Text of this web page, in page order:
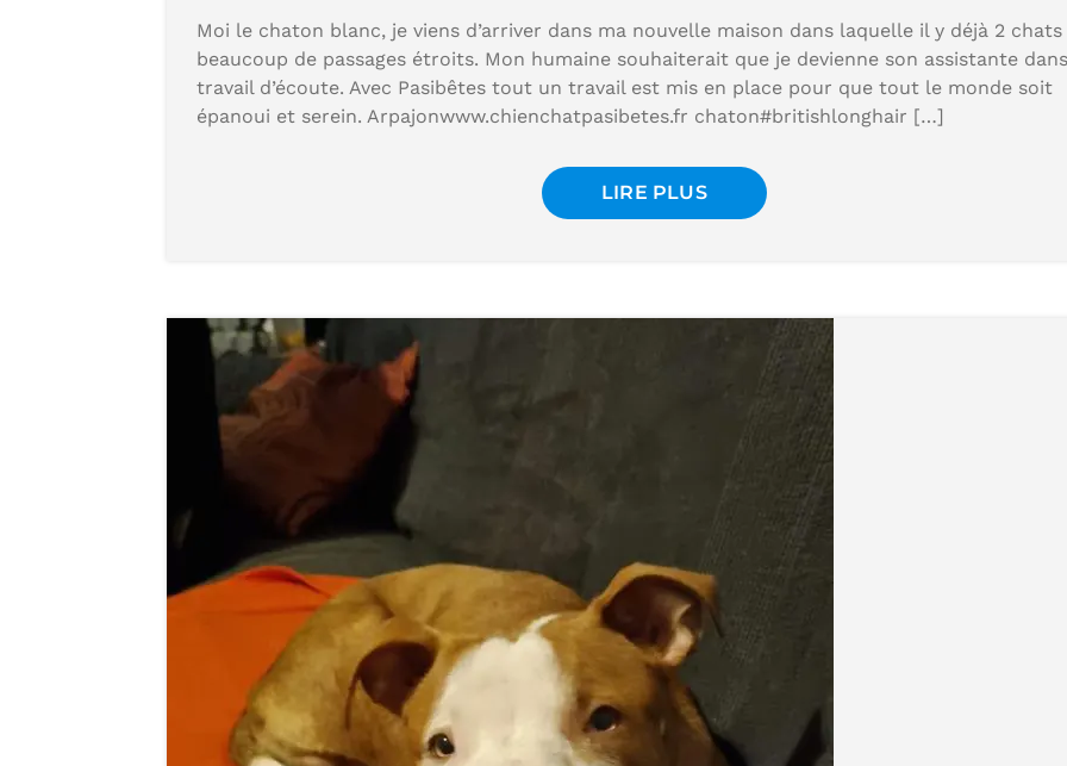
Moi le chaton blanc, je viens d’arriver dans ma nouvelle maison dans laquelle il y déjà 2
beaucoup de passages étroits. Mon humaine souhaiterait que je devienne son assistante
travail d’écoute. Avec Pasibêtes tout un travail est mis en place pour que tout le monde soit
épanoui et serein. Arpajonwww.chienchatpasibetes.fr chaton#britishlonghair […]
LIRE PLUS